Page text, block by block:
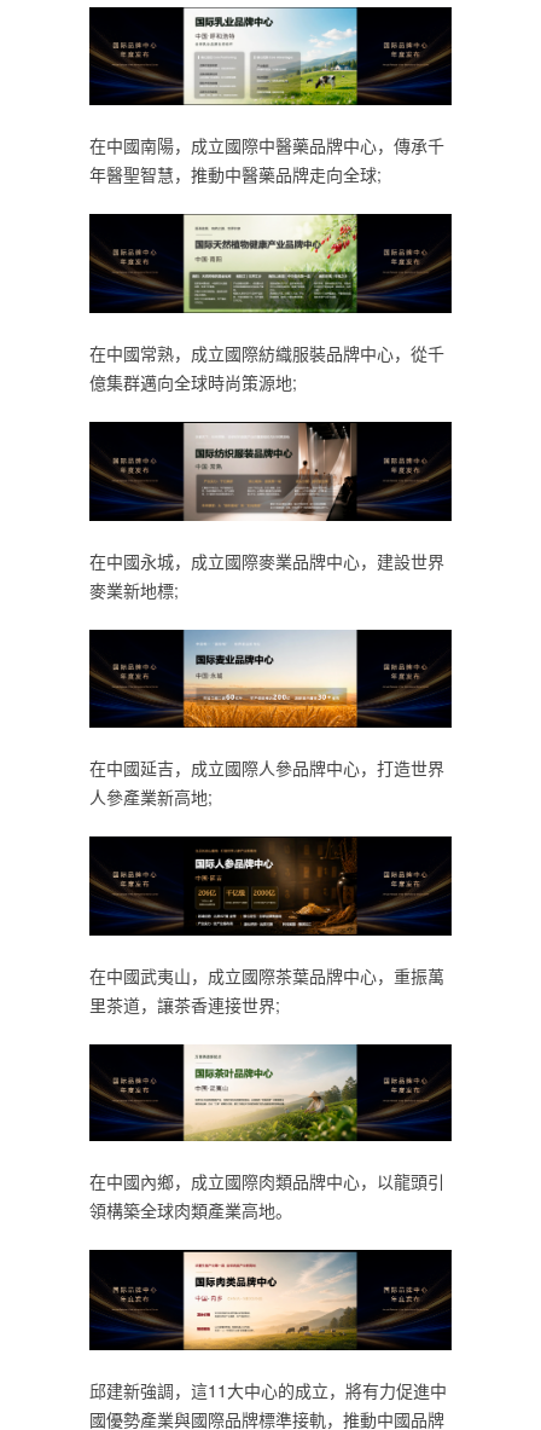
在中國南陽，成立國際中醫藥品牌中心，傳承千
年醫聖智慧，推動中醫藥品牌走向全球;
在中國常熟，成立國際紡織服裝品牌中心，從千
億集群邁向全球時尚策源地;
在中國永城，成立國際麥業品牌中心，建設世界
麥業新地標;
在中國延吉，成立國際人參品牌中心，打造世界
人參產業新高地;
在中國武夷山，成立國際茶葉品牌中心，重振萬
里茶道，讓茶香連接世界;
在中國內鄉，成立國際肉類品牌中心，以龍頭引
領構築全球肉類產業高地。
邱建新強調，這11大中心的成立，將有力促進中
國優勢產業與國際品牌標準接軌，推動中國品牌